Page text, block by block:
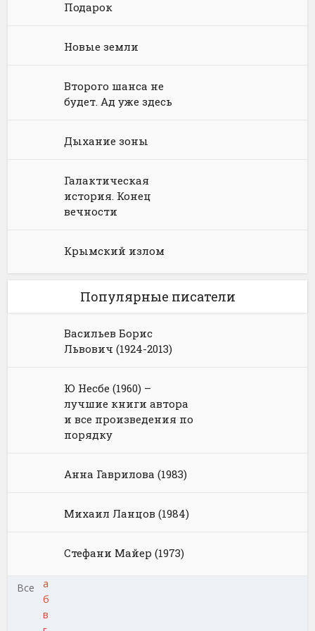
Подарок
Новые земли
Второго шанса не
будет. Ад уже здесь
Дыхание зоны
Галактическая
история. Конец
вечности
Крымский излом
Популярные писатели
Васильев Борис
Львович (1924-2013)
Ю Несбе (1960) –
лучшие книги автора
и все произведения по
порядку
Анна Гаврилова (1983)
Михаил Ланцов (1984)
Стефани Майер (1973)
Все
а
б
в